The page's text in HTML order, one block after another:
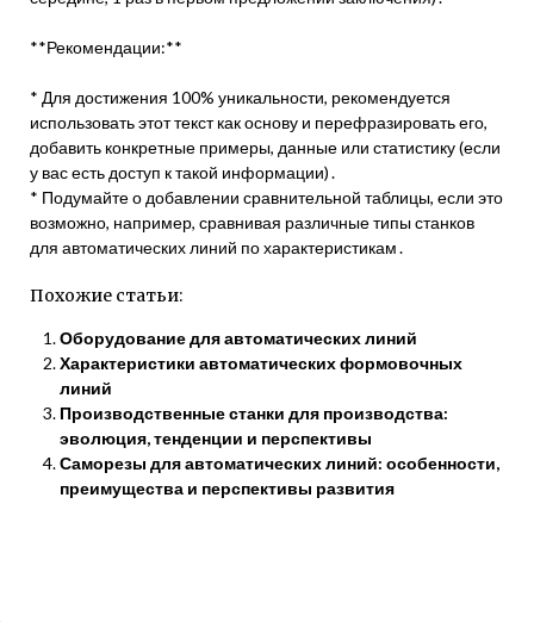
**Рекомендации:**
* Для достижения 100% уникальности, рекомендуется
использовать этот текст как основу и перефразировать его,
добавить конкретные примеры, данные или статистику (если
у вас есть доступ к такой информации)․
* Подумайте о добавлении сравнительной таблицы, если это
возможно, например, сравнивая различные типы станков
для автоматических линий по характеристикам․
Похожие статьи:
Оборудование для автоматических линий
Характеристики автоматических формовочных
линий
Производственные станки для производства:
эволюция, тенденции и перспективы
Саморезы для автоматических линий: особенности,
преимущества и перспективы развития